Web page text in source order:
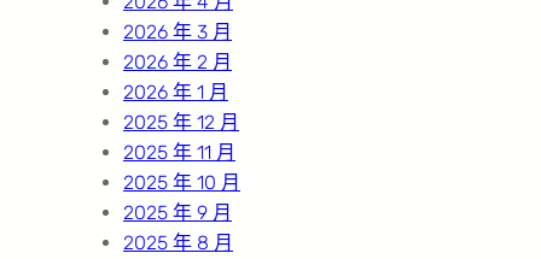
2026 年 3 月
2026 年 2 月
2026 年 1 月
2025 年 12 月
2025 年 11 月
2025 年 10 月
2025 年 9 月
2025 年 8 月